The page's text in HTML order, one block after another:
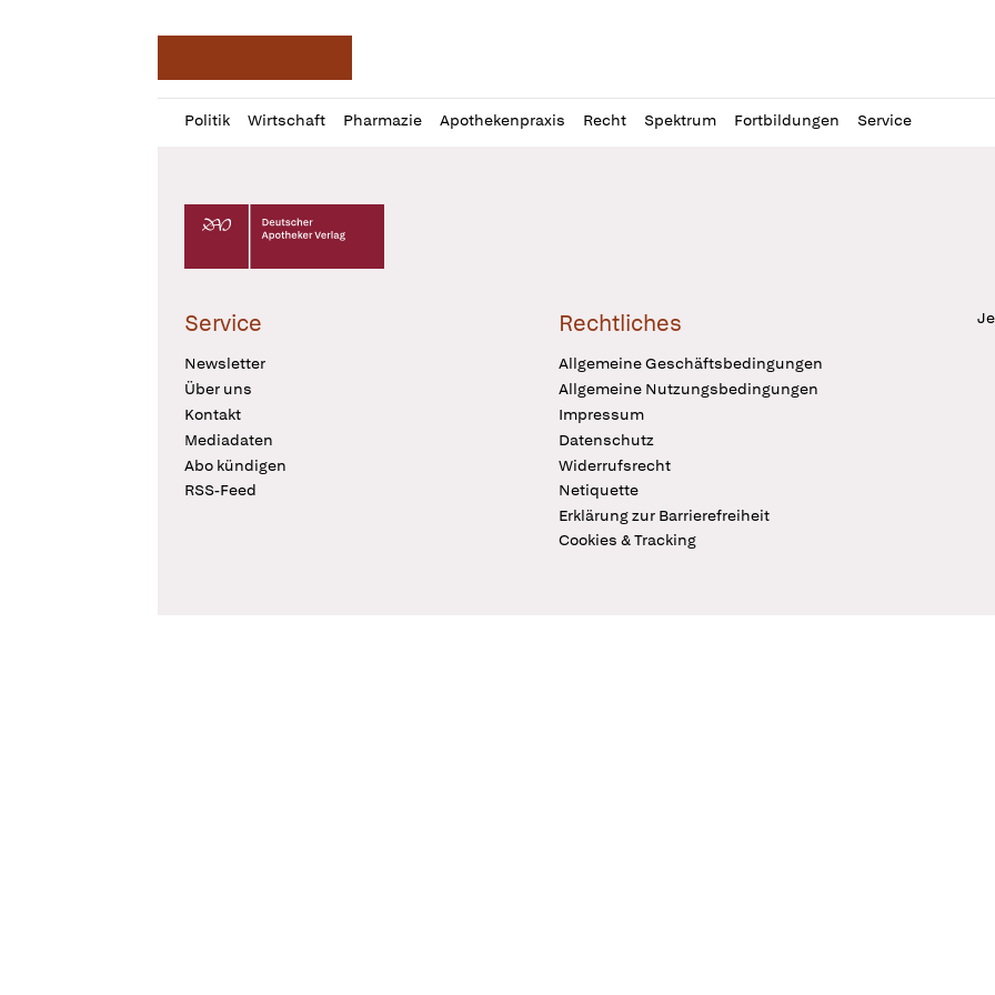
Politik Wirtschaft Pharmazie Apothekenpraxis Recht Spektrum Fortbildungen Service
Profil
öffnen
Daz
Pur
Deutscher Apotheker Verlag Logo
Service
Newsletter
Über uns
Kontakt
Mediadaten
Abo kündigen
RSS-Feed
Rechtliches
Allgemeine Geschäftsbedingungen
Allgemeine Nutzungsbedingungen
Impressum
Datenschutz
Widerrufsrecht
Netiquette
Erklärung zur Barrierefreiheit
Cookies & Tracking